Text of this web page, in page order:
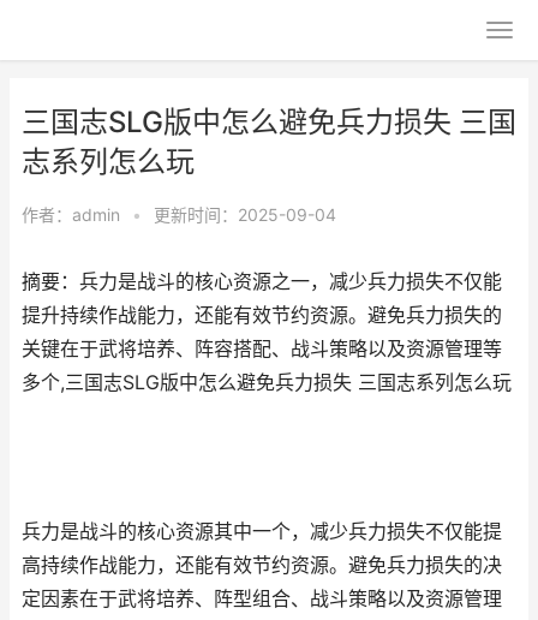
三国志SLG版中怎么避免兵力损失 三国
志系列怎么玩
作者： admin • 更新时间：2025-09-04
摘要：兵力是战斗的核心资源之一，减少兵力损失不仅能
提升持续作战能力，还能有效节约资源。避免兵力损失的
关键在于武将培养、阵容搭配、战斗策略以及资源管理等
多个,三国志SLG版中怎么避免兵力损失 三国志系列怎么玩
兵力是战斗的核心资源其中一个，减少兵力损失不仅能提
高持续作战能力，还能有效节约资源。避免兵力损失的决
定因素在于武将培养、阵型组合、战斗策略以及资源管理